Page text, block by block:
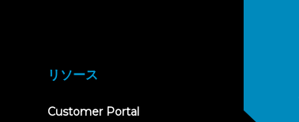
リソース
Customer Portal(opens